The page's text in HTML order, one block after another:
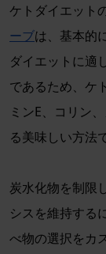
ケトダイエット
ーブは、基本的
ダイエットに適
であるため、ケ
ミンE、コリン
る美味しい方法
炭水化物を制限
シスを維持する
べ物の選択をカ